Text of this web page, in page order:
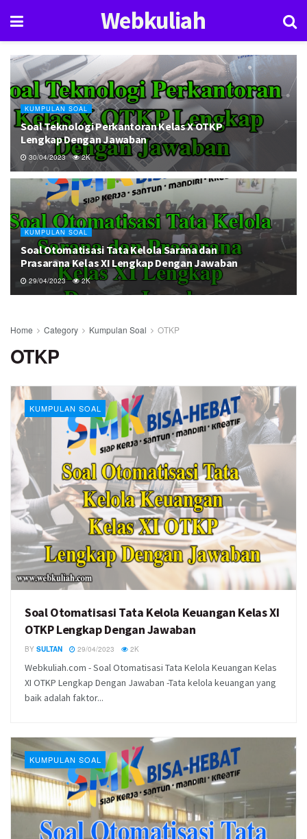
Webkuliah
KUMPULAN SOAL
Soal Teknologi Perkantoran Kelas X OTKP
Lengkap Dengan Jawaban
30/04/2023 2K
KUMPULAN SOAL
Soal Otomatisasi Tata Kelola Sarana dan
Prasarana Kelas XI Lengkap Dengan Jawaban
29/04/2023 2K
Home Category Kumpulan Soal OTKP
OTKP
KUMPULAN SOAL
Soal Otomatisasi Tata Kelola Keuangan Kelas XI
OTKP Lengkap Dengan Jawaban
BY SULTAN 29/04/2023 2K
Webkuliah.com - Soal Otomatisasi Tata Kelola Keuangan Kelas
XI OTKP Lengkap Dengan Jawaban -Tata kelola keuangan yang
baik adalah faktor...
KUMPULAN SOAL